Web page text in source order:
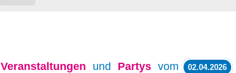
Veranstaltungen und Partys vom 02.04.2026